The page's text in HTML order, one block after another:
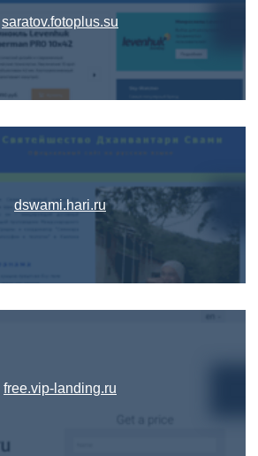
saratov.fotoplus.su
dswami.hari.ru
free.vip-landing.ru